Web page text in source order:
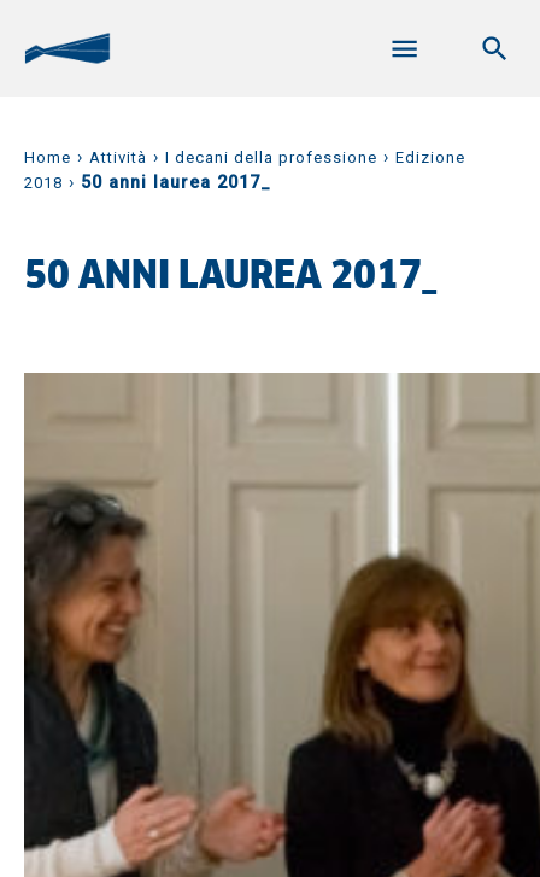
Home › Attività › I decani della professione › Edizione
2018 › 50 anni laurea 2017_
50 ANNI LAUREA 2017_